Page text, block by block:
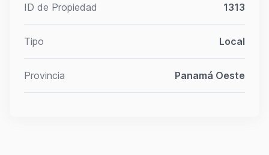
ID de Propiedad 1313
Tipo Local
Provincia Panamá Oeste